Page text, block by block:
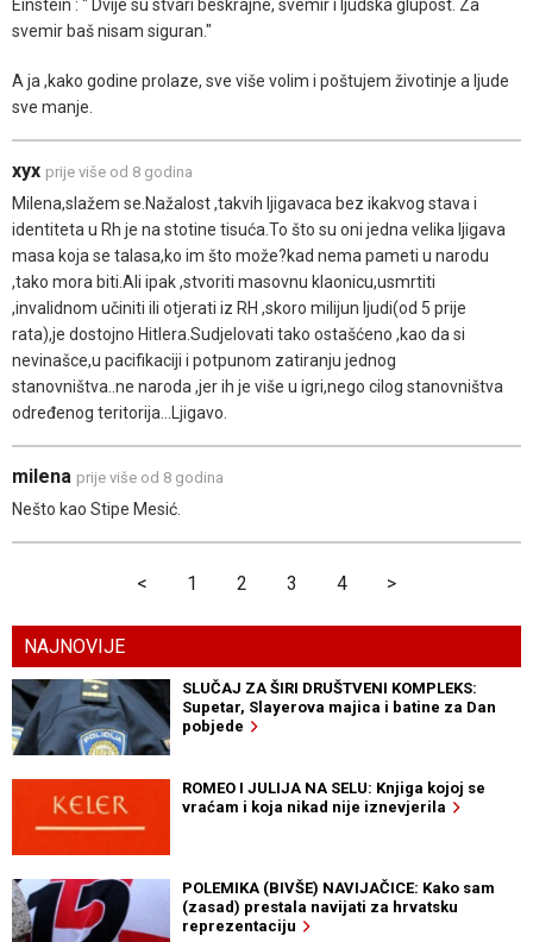
Einstein : " Dvije su stvari beskrajne, svemir i ljudska glupost. Za
svemir baš nisam siguran."
A ja ,kako godine prolaze, sve više volim i poštujem životinje a ljude
sve manje.
xyx prije više od 8 godina
Milena,slažem se.Nažalost ,takvih ljigavaca bez ikakvog stava i
identiteta u Rh je na stotine tisuća.To što su oni jedna velika ljigava
masa koja se talasa,ko im što može?kad nema pameti u narodu
,tako mora biti.Ali ipak ,stvoriti masovnu klaonicu,usmrtiti
,invalidnom učiniti ili otjerati iz RH ,skoro milijun ljudi(od 5 prije
rata),je dostojno Hitlera.Sudjelovati tako ostašćeno ,kao da si
nevinašce,u pacifikaciji i potpunom zatiranju jednog
stanovništva..ne naroda ,jer ih je više u igri,nego cilog stanovništva
određenog teritorija...Ljigavo.
milena prije više od 8 godina
Nešto kao Stipe Mesić.
< 1 2 3 4 >
NAJNOVIJE
SLUČAJ ZA ŠIRI DRUŠTVENI KOMPLEKS:
Supetar, Slayerova majica i batine za Dan
pobjede
ROMEO I JULIJA NA SELU: Knjiga kojoj se
vraćam i koja nikad nije iznevjerila
POLEMIKA (BIVŠE) NAVIJAČICE: Kako sam
(zasad) prestala navijati za hrvatsku
reprezentaciju